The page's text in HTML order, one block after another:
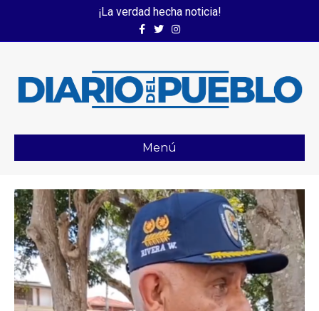
¡La verdad hecha noticia!
FacebookTwitterInstagram
Menú